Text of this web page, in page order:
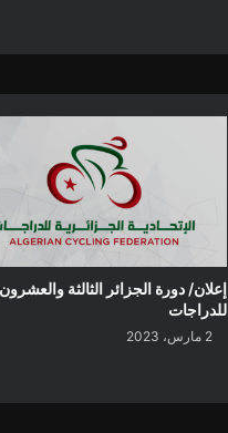
والتسيير
العقاري
لولاية
المسيلة
إعلان/ دورة الجزائر الثالثة والعشرون
للدراجات
2 مارس، 2023